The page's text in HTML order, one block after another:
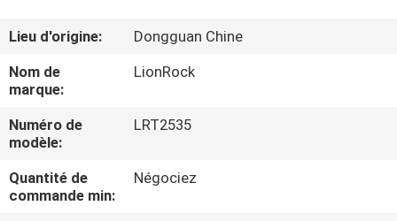
SUJET
DE
NOUS
VISITE
D'USINE
Lieu d'origine:
Dongguan Chine
Nom de
marque:
LionRock
Numéro de
modèle:
LRT2535
Quantité de
commande min:
Négociez